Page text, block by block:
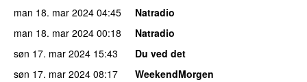
man 18. mar 2024 04:45
Natradio
man 18. mar 2024 00:18
Natradio
søn 17. mar 2024 15:43
Du ved det
søn 17. mar 2024 08:17
WeekendMorgen